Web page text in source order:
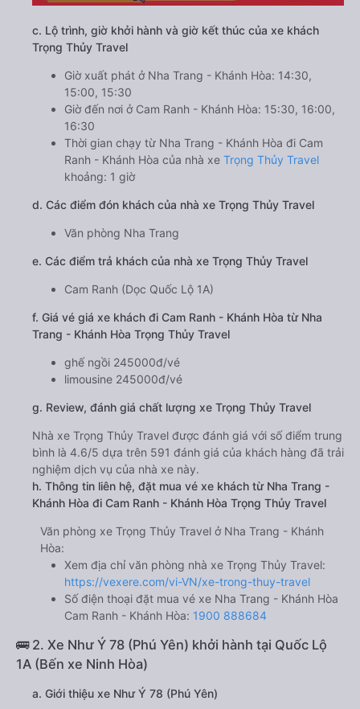
c. Lộ trình, giờ khởi hành và giờ kết thúc của xe khách
Trọng Thủy Travel
Giờ xuất phát ở Nha Trang - Khánh Hòa: 14:30,
15:00, 15:30
Giờ đến nơi ở Cam Ranh - Khánh Hòa: 15:30, 16:00,
16:30
Thời gian chạy từ Nha Trang - Khánh Hòa đi Cam
Ranh - Khánh Hòa của nhà xe Trọng Thủy Travel
khoảng: 1 giờ
d. Các điểm đón khách của nhà xe Trọng Thủy Travel
Văn phòng Nha Trang
e. Các điểm trả khách của nhà xe Trọng Thủy Travel
Cam Ranh (Dọc Quốc Lộ 1A)
f. Giá vé giá xe khách đi Cam Ranh - Khánh Hòa từ Nha
Trang - Khánh Hòa Trọng Thủy Travel
ghế ngồi 245000đ/vé
limousine 245000đ/vé
g. Review, đánh giá chất lượng xe Trọng Thủy Travel
Nhà xe Trọng Thủy Travel được đánh giá với số điểm trung
bình là 4.6/5 dựa trên 591 đánh giá của khách hàng đã trải
nghiệm dịch vụ của nhà xe này.
h. Thông tin liên hệ, đặt mua vé xe khách từ Nha Trang -
Khánh Hòa đi Cam Ranh - Khánh Hòa Trọng Thủy Travel
Văn phòng xe Trọng Thủy Travel ở Nha Trang - Khánh
Hòa:
Xem địa chỉ văn phòng nhà xe Trọng Thủy Travel:
https://vexere.com/vi-VN/xe-trong-thuy-travel
Số điện thoại đặt mua vé xe Nha Trang - Khánh Hòa
Cam Ranh - Khánh Hòa: 1900 888684
🚌 2. Xe Như Ý 78 (Phú Yên) khởi hành tại Quốc Lộ
1A (Bến xe Ninh Hòa)
a. Giới thiệu xe Như Ý 78 (Phú Yên)